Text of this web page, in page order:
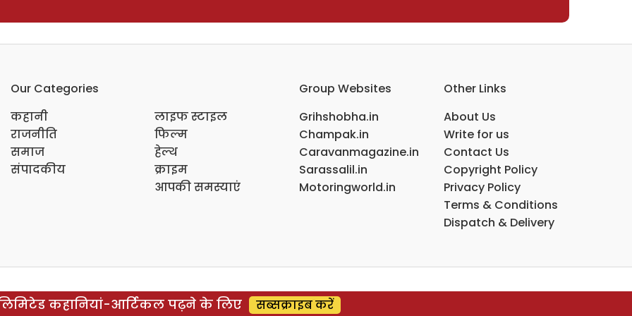
Our Categories
कहानी
राजनीति
समाज
संपादकीय
लाइफ स्टाइल
फिल्म
हेल्थ
क्राइम
आपकी समस्याएं
Group Websites
Grihshobha.in
Champak.in
Caravanmagazine.in
Sarassalil.in
Motoringworld.in
Other Links
About Us
Write for us
Contact Us
Copyright Policy
Privacy Policy
Terms & Conditions
Dispatch & Delivery
कहानियां-आर्टिकल पढ़ने के लिए सब्सक्राइब करें